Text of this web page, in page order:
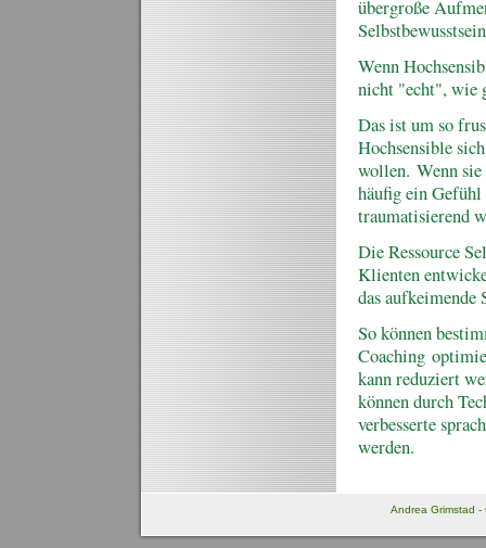
übergroße
Wenn
nicht "echt", wie
Das ist um so
Hochsensible
wollen. Wenn sie
häufig ein
traumatisierend
Die Ressource
Klienten
das
So können
Coaching
kann reduziert
können durch
verbesserte
werden.
Andrea Grimstad -